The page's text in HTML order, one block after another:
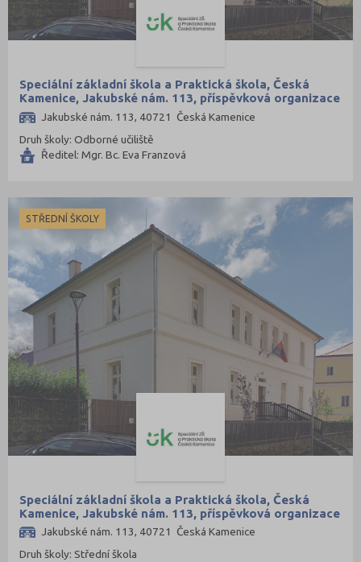
Speciální základní škola a Praktická škola, Česká
Kamenice, Jakubské nám. 113, příspěvková organizace
Jakubské nám. 113, 40721 Česká Kamenice
Druh školy: Odborné učiliště
Ředitel: Mgr. Bc. Eva Franzová
STŘEDNÍ ŠKOLY
Speciální základní škola a Praktická škola, Česká
Kamenice, Jakubské nám. 113, příspěvková organizace
Jakubské nám. 113, 40721 Česká Kamenice
Druh školy: Střední škola